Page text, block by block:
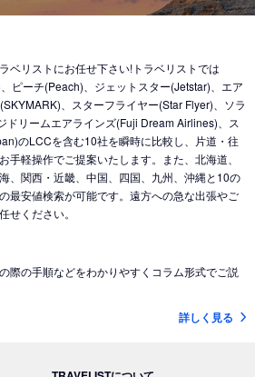
→ シカゴ (アメリカ)
))→ ロサンゼルス (アメリカ)
))→ ミネアポリス (アメリカ)
))→ トロント (カナダ)
))→コナ-ハワイ島 (ハワイ)
デリー (インド)
ドバイ (アラブ首長国)
))→ジャカルタ (インドネシア)
バリ島 (インドネシア)
ナンディ（フィジー） (フィジー)
クアラルンプール (マレーシア)
コタキナバル (マレーシア)
ヌメア (ニューカレドニア)
ベリストにお任せ下さい!トラベリストでは
ピーチ(Peach)、ジェットスター(Jetstar)、エア
、スターフライヤー(Star Flyer)、ソラ
ドリームエアラインズ(Fuji Dream Airlines)、ス
のLCCを含む10社を瞬時に比較し、片道・往
手軽操作でご提案いたします。また、北海道、
、関西・近畿、中国、四国、九州、沖縄と10の
最安値検索が可能です。遠方への急な出張やご
せください。
際の手順などをわかりやすくコラム形式でご説
詳しく見る